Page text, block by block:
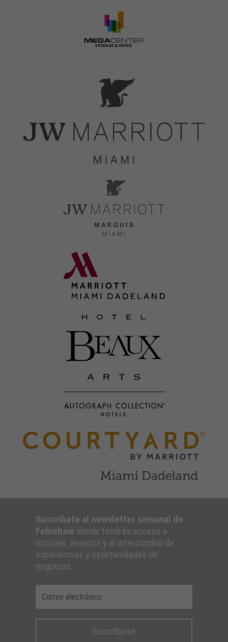
Suscribete al newsletter semanal de
Febicham donde tendrás acceso a
noticias, eventos y al intercambio de
experiencias y oportunidades de
negocios.
Suscribirse